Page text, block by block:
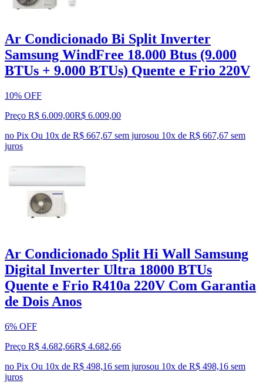
Ar Condicionado Bi Split Inverter
Samsung WindFree 18.000 Btus (9.000
BTUs + 9.000 BTUs) Quente e Frio 220V
10% OFF
Preço R$ 6.009,00R$ 6.009,00
no Pix Ou 10x de R$ 667,67 sem jurosou 10x de R$ 667,67 sem
juros
Ar Condicionado Split Hi Wall Samsung
Digital Inverter Ultra 18000 BTUs
Quente e Frio R410a 220V Com Garantia
de Dois Anos
6% OFF
Preço R$ 4.682,66R$ 4.682,66
no Pix Ou 10x de R$ 498,16 sem jurosou 10x de R$ 498,16 sem
juros